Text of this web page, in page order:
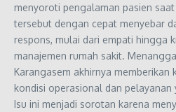
menyoroti pengalaman pasien
tersebut dengan cepat menyebar
respons, mulai dari empati hingga
manajemen rumah sakit.
Karangasem akhirnya memberikan
kondisi operasional dan
Isu ini menjadi sorotan karena